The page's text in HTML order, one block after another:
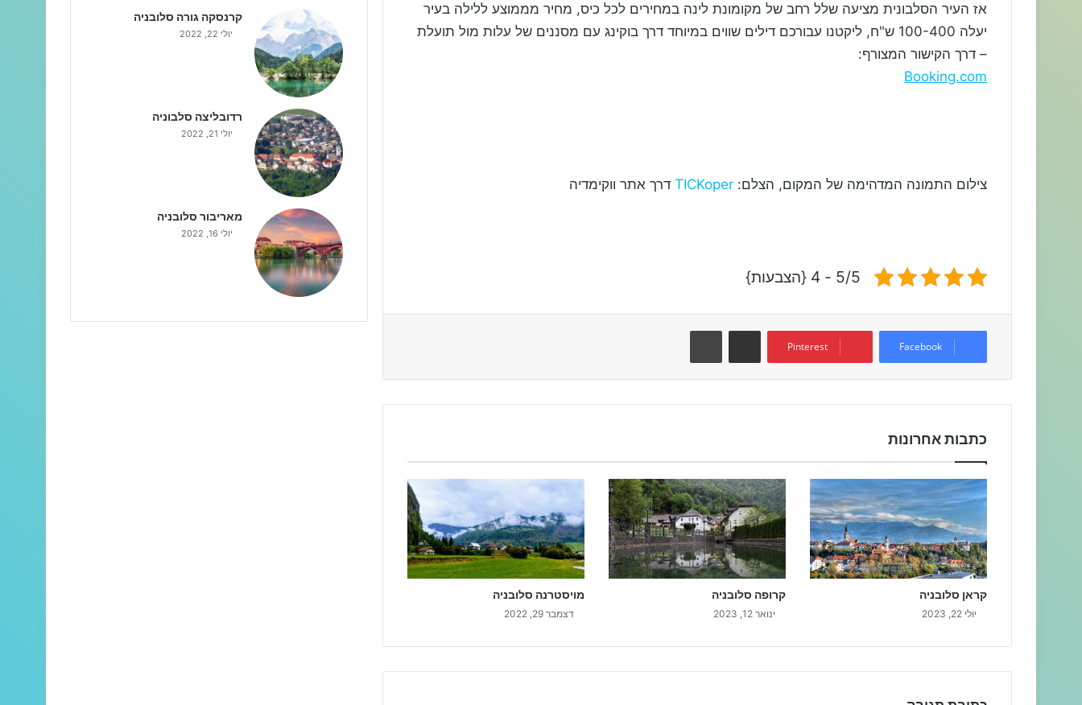
אז העיר הסלבונית מציעה שלל רחב של מקומונת לינה במחירים לכל כיס, מחיר מממוצע ללילה בעיר
יעלה 100-400 ש"ח, ליקטנו עבורכם דילים שווים במיוחד דרך בוקינג עם מסננים של עלות מול תועלת
– דרך הקישור המצורף:
Booking.com
צילום התמונה המדהימה של המקום, הצלם: TICKoper דרך אתר ווקימדיה
5/5 - 4 {הצבעות}
Facebook
Pinterest
כתבות אחרונות
קראן סלובניה
יולי 22, 2023
קרופה סלובניה
ינואר 12, 2023
מויסטרנה סלובניה
דצמבר 29, 2022
קרנסקה גורה סלובניה
יולי 22, 2022
רדובליצה סלבוניה
יולי 21, 2022
מאריבור סלובניה
יולי 16, 2022